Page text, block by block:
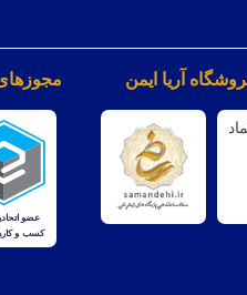
آریا ایمن